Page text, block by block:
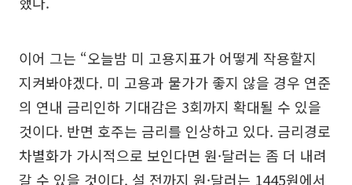
이어 그는 “오늘밤 미 고용지표가 어떻게 작용할지
지켜봐야겠다. 미 고용과 물가가 좋지 않을 경우 연준
의 연내 금리인하 기대감은 3회까지 확대될 수 있을
것이다. 반면 호주는 금리를 인상하고 있다. 금리경로
차별화가 가시적으로 보인다면 원·달러는 좀 더 내려
갈 수 있을 것이다. 설 전까지 원·달러는 1445원에서